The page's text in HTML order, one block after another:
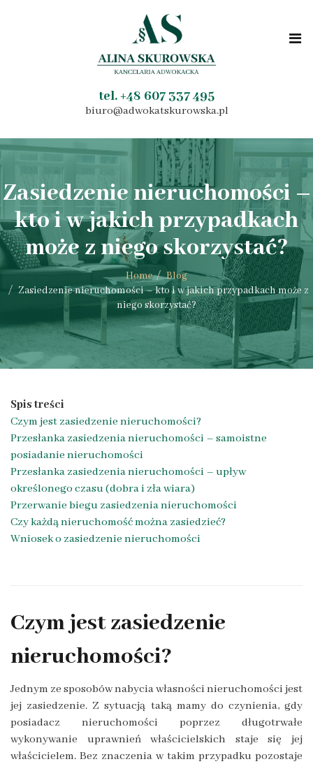
tel. +48 607 337 495
biuro@adwokatskurowska.pl
Zasiedzenie nieruchomości –
kto i w jakich przypadkach
może z niego skorzystać?
Home
Blog
Zasiedzenie nieruchomości – kto i w jakich przypadkach może z
niego skorzystać?
Spis treści
Czym jest zasiedzenie nieruchomości?
Przesłanka zasiedzenia nieruchomości – samoistne
posiadanie nieruchomości
Przesłanka zasiedzenia nieruchomości – upływ
określonego czasu (dobra i zła wiara)
Przerwanie biegu zasiedzenia nieruchomości
Czy każdą nieruchomość można zasiedzieć?
Wniosek o zasiedzenie nieruchomości
Czym jest zasiedzenie
nieruchomości?
Jednym ze sposobów nabycia własności nieruchomości jest
jej zasiedzenie. Z sytuacją taką mamy do czynienia, gdy
posiadacz nieruchomości poprzez długotrwałe
wykonywanie uprawnień właścicielskich staje się jej
właścicielem. Bez znaczenia w takim przypadku pozostaje